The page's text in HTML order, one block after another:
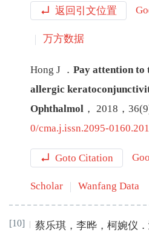
返回引文位置
万方数据
Hong J ． Pay attention to
allergic
Ophthalmol ， 2018 ， 36(9
0/cma.j.issn.2095-
Goto Citation
Scholar Wanfang Data
[10] 蔡乐琪 ， 李晔 ， 柯婉仪 ．